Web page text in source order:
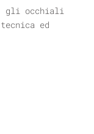
gli occhiali
ed